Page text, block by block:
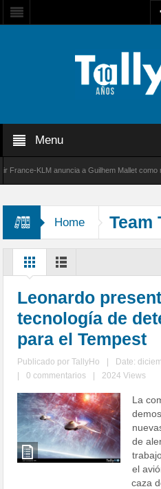
Menu
KLM anuncia a Guilhem Mallet como
Home Team
Leonardo
tecnología de
para el Tempest
Publicado porTallyHo
Date:
0 commentarios 2024 Views
La
de
el
caza